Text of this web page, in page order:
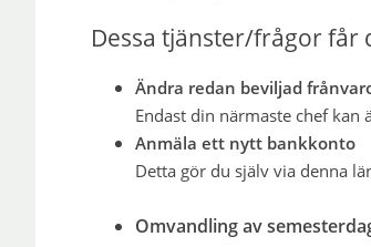
Dessa tjänster/frågor får
Ändra redan beviljad
Endast din närmaste chef
Anmäla ett nytt bankkonto
Detta gör du själv via denna
Omvandling av